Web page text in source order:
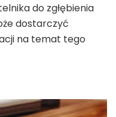
do zgłębienia
dostarczyć
na temat tego